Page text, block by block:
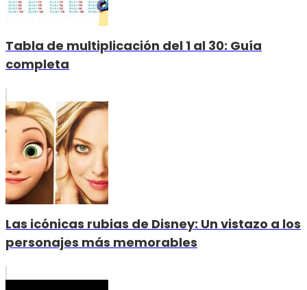
Tabla de multiplicación del 1 al 30: Guía
completa
Las icónicas rubias de Disney: Un vistazo a los
personajes más memorables